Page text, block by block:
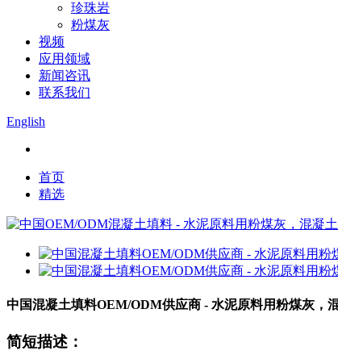
珍珠岩
粉煤灰
视频
应用领域
新闻咨讯
联系我们
English
首页
精选
中国混凝土填料OEM/ODM供应商 - 水泥原料用粉煤灰，
简短描述：